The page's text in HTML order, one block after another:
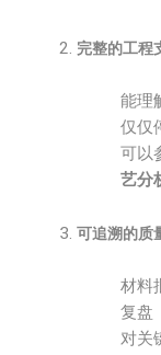
完整的工程
能理
仅仅
可以
艺分
可追溯的质
材料
复盘
对关